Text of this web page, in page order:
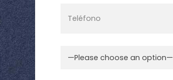
—Please choose an option—